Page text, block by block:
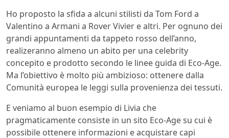
Ho proposto la sfida a alcuni stilisti da Tom Ford a
Valentino a Armani a Rover Vivier e altri. Per ognuno dei
grandi appuntamenti da tappeto rosso dell’anno,
realizeranno almeno un abito per una celebrity
concepito e prodotto secondo le linee guida di Eco-Age.
Ma l’obiettivo è molto più ambizioso: ottenere dalla
Comunità europea le leggi sulla provenienza dei tessuti.
E veniamo al buon esempio di Livia che
pragmaticamente consiste in un sito Eco-Age su cui è
possibile ottenere informazioni e acquistare capi